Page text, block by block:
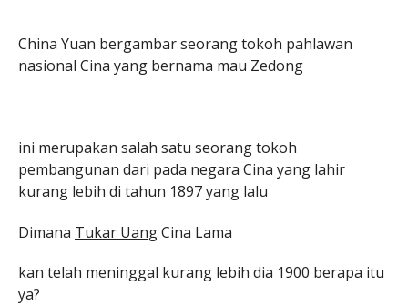
China Yuan bergambar seorang tokoh pahlawan
nasional Cina yang bernama mau Zedong
ini merupakan salah satu seorang tokoh
pembangunan dari pada negara Cina yang lahir
kurang lebih di tahun 1897 yang lalu
Dimana Tukar UangCina Lama
kan telah meninggal kurang lebih dia 1900 berapa itu
ya?